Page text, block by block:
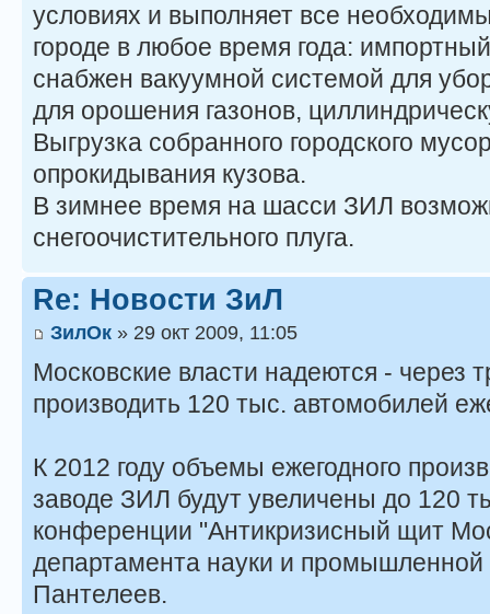
условиях и выполняет все
городе в любое время года:
снабжен вакуумной системой для
для орошения газонов,
Выгрузка собранного городского
опрокидывания кузова.
В зимнее время на шасси ЗИЛ
снегоочистительного плуга.
Re: Новости ЗиЛ
ЗилОк » 29 окт 2009, 11:05
Московские власти надеются - через
производить 120 тыс. автомобилей
К 2012 году объемы ежегодного
заводе ЗИЛ будут увеличены до 120
конференции "Антикризисный щит
департамента науки и промышленной
Пантелеев.